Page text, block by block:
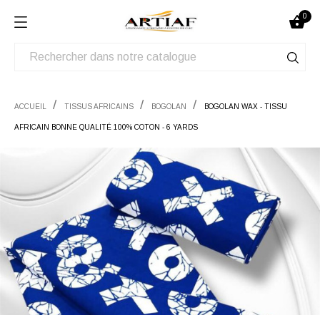
0
ACCUEIL TISSUS AFRICAINS BOGOLAN BOGOLAN WAX - TISSU
AFRICAIN BONNE QUALITÉ 100% COTON - 6 YARDS